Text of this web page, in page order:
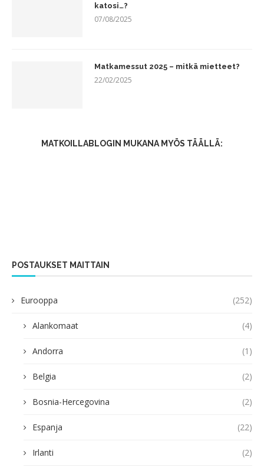
katosi…?
07/08/2025
Matkamessut 2025 – mitkä mietteet?
22/02/2025
MATKOILLABLOGIN MUKANA MYÖS TÄÄLLÄ:
POSTAUKSET MAITTAIN
Eurooppa (252)
Alankomaat (4)
Andorra (1)
Belgia (2)
Bosnia-Hercegovina (2)
Espanja (22)
Irlanti (2)